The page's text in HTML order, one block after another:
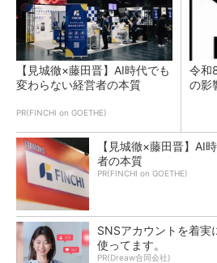
【見城徹×藤田晋】AI時代でも
変わらない経営者の本質
PR(FINCHI on GOETHE)
令和
の影
【見城徹×藤田晋】AI
者の本質
PR(FINCHI on GOETHE)
SNSアカウントを着実
使ってます。
PR(Dreaw合同会社)